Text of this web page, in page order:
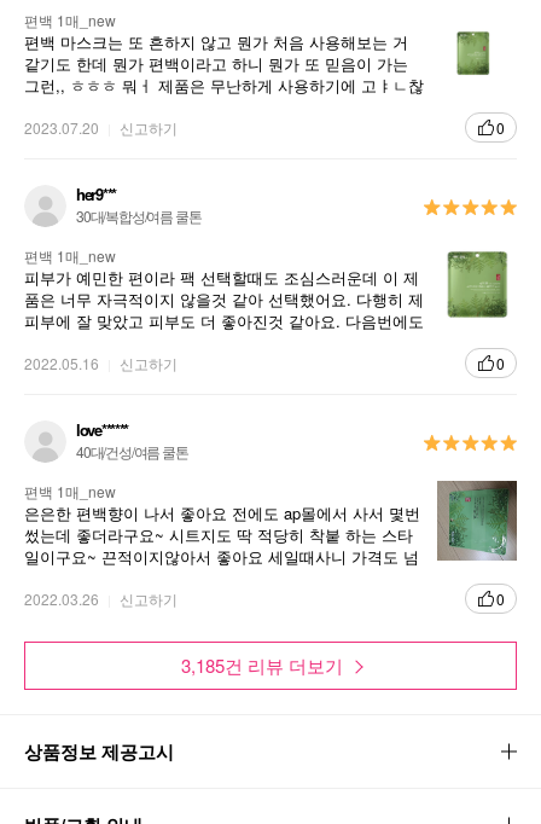
편백 1매_new
편백 마스크는 또 흔하지 않고 뭔가 처음 사용해보는 거
같기도 한데 뭔가 편백이라고 하니 뭔가 또 믿음이 가는
그런,, ㅎㅎㅎ 뭐ㅓ 제품은 무난하게 사용하기에 고ㅑㄴ찮
2023.07.20 신고하기 0
her9***
30대/복합성/여름 쿨톤
편백 1매_new
피부가 예민한 편이라 팩 선택할때도 조심스러운데 이 제
품은 너무 자극적이지 않을것 같아 선택했어요. 다행히 제
피부에 잘 맞았고 피부도 더 좋아진것 같아요. 다음번에도
2022.05.16 신고하기 0
love******
40대/건성/여름 쿨톤
편백 1매_new
은은한 편백향이 나서 좋아요 전에도 ap몰에서 사서 몇번
썼는데 좋더라구요~ 시트지도 딱 적당히 착붙 하는 스타
일이구요~ 끈적이지않아서 좋아요 세일때사니 가격도 넘
2022.03.26 신고하기 0
3,185건 리뷰 더보기
상품정보 제공고시